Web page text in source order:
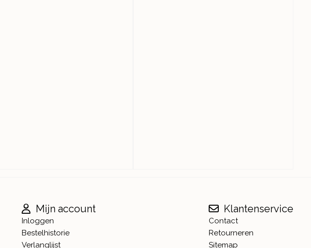
Mijn account
Inloggen
Bestelhistorie
Verlanglijst
Klantenservice
Contact
Retourneren
Sitemap